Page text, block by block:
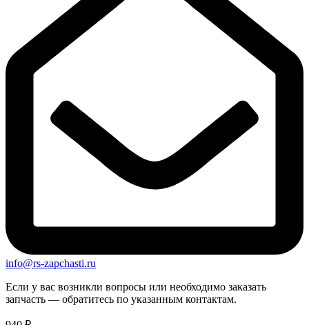
info@rs-zapchasti.ru
Если у вас возникли вопросы или необходимо заказать
запчасть — обратитесь по указанным контактам.